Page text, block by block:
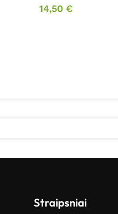
14,50 €
Straipsniai